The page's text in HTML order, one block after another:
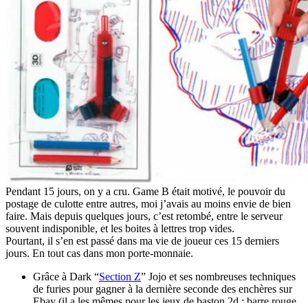
Pendant 15 jours, on y a cru. Game B était motivé, le pouvoir du
postage de culotte entre autres, moi j’avais au moins envie de bien
faire. Mais depuis quelques jours, c’est retombé, entre le serveur
souvent indisponible, et les boites à lettres trop vides.
Pourtant, il s’en est passé dans ma vie de joueur ces 15 derniers
jours. En tout cas dans mon porte-monnaie.
Grâce à Dark “Section Z” Jojo et ses nombreuses techniques
de furies pour gagner à la dernière seconde des enchères sur